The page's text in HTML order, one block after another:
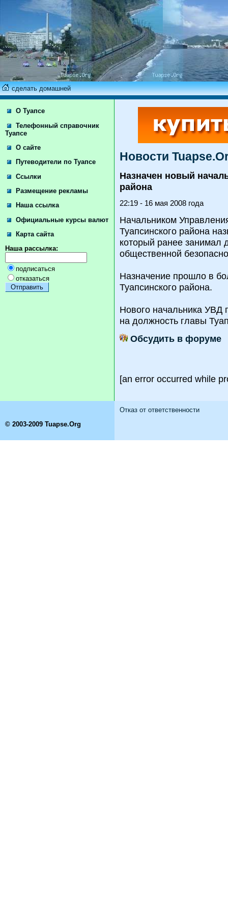
сделать домашней
О Туапсе
Телефонный справочник
Туапсе
О сайте
Путеводители по Туапсе
Ссылки
Размещение рекламы
Наша ссылка
Официальные курсы валют
Карта сайта
Наша рассылка:
подписаться
отказаться
Новости
Назначен новый
района
22:19 - 16 мая 2008 года
Начальником
Туапсинского района
который ранее занимал
общественной
Назначение прошло в
Туапсинского района.
Нового начальника УВД
на должность главы
Обсудить в форуме
[an error occurred while
© 2003-2009 Tuapse.Org
Отказ от ответственности